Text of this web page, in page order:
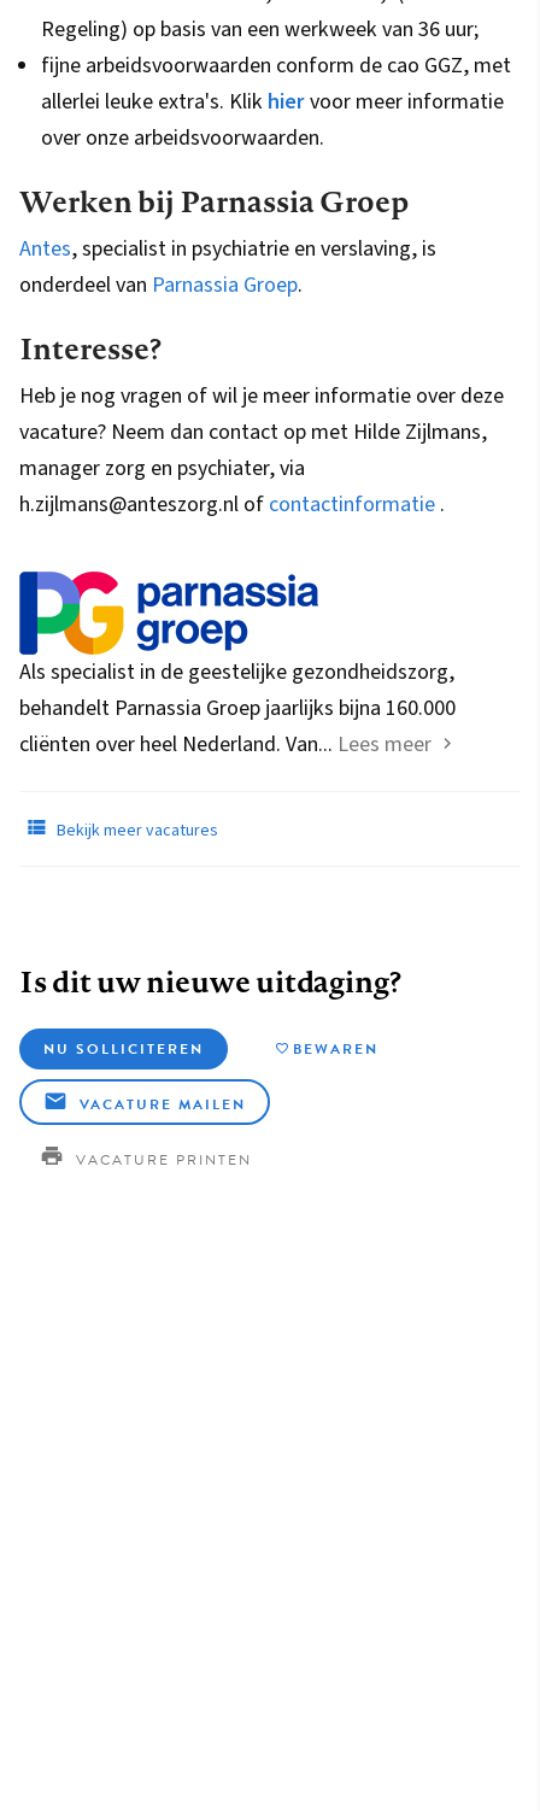
Regeling) op basis van een werkweek van 36 uur;
fijne arbeidsvoorwaarden conform de cao GGZ, met
allerlei leuke extra's. Klik hiervoor meer informatie
over onze arbeidsvoorwaarden.
Werken bij Parnassia Groep
Antes, specialist in psychiatrie en verslaving, is
onderdeel van Parnassia Groep.
Interesse?
Heb je nog vragen of wil je meer informatie over deze
vacature? Neem dan contact op met Hilde Zijlmans,
manager zorg en psychiater, via
h.zijlmans@anteszorg.nl of contactinformatie .
Als specialist in de geestelijke gezondheidszorg,
behandelt Parnassia Groep jaarlijks bijna 160.000
cliënten over heel Nederland. Van... Lees meer
Bekijk meer vacatures
Is dit uw nieuwe uitdaging?
NU SOLLICITEREN BEWAREN
VACATURE MAILEN
VACATURE PRINTEN